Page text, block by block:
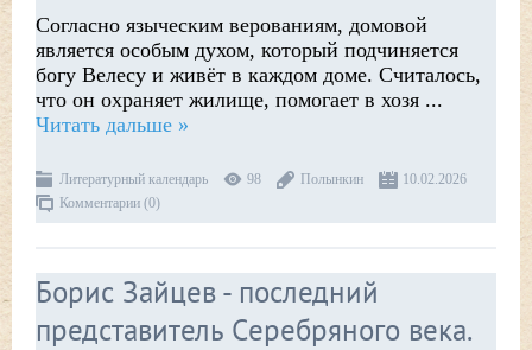
Согласно языческим верованиям, домовой
является особым духом, который подчиняется
богу Велесу и живёт в каждом доме. Считалось,
что он охраняет жилище, помогает в хозя ...
Читать дальше »
Литературный календарь 98 Полынкин
10.02.2026
Комментарии (0)
Борис Зайцев - последний
представитель Cеребряного века.